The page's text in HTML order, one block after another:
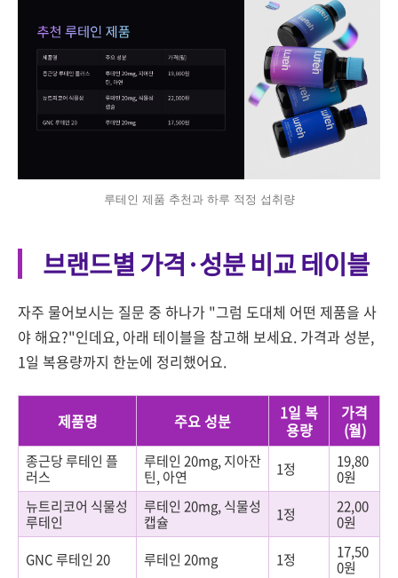
루테인 제품 추천과 하루 적정 섭취량
브랜드별 가격·성분 비교 테이블
자주 물어보시는 질문 중 하나가 "그럼 도대체 어떤 제품을 사
야 해요?"인데요, 아래 테이블을 참고해 보세요. 가격과 성분,
1일 복용량까지 한눈에 정리했어요.
제품명 주요 성분
1일 복
용량
가격
(월)
종근당 루테인 플
러스
루테인 20mg, 지아잔
틴, 아연
1정
19,80
0원
뉴트리코어 식물성
루테인
루테인 20mg, 식물성
캡슐
1정
22,00
0원
GNC 루테인 20
루테인 20mg 1정
17,50
0원